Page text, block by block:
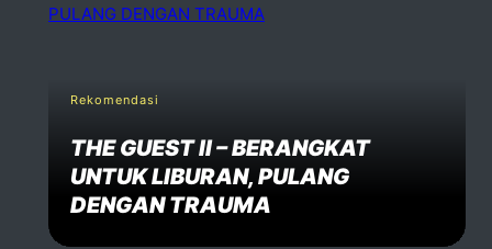
Rekomendasi
THE GUEST II – BERANGKAT
UNTUK LIBURAN, PULANG
DENGAN TRAUMA